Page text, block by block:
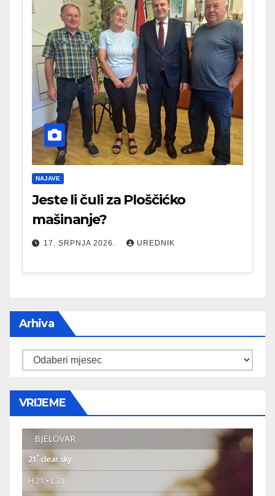
NAJAVE
Jeste li čuli za Ploščićko
mašinanje?
17. SRPNJA 2026. UREDNIK
Arhiva
Arhiva
VRIJEME
BJELOVAR
21° clear sky
H 21 • L 21